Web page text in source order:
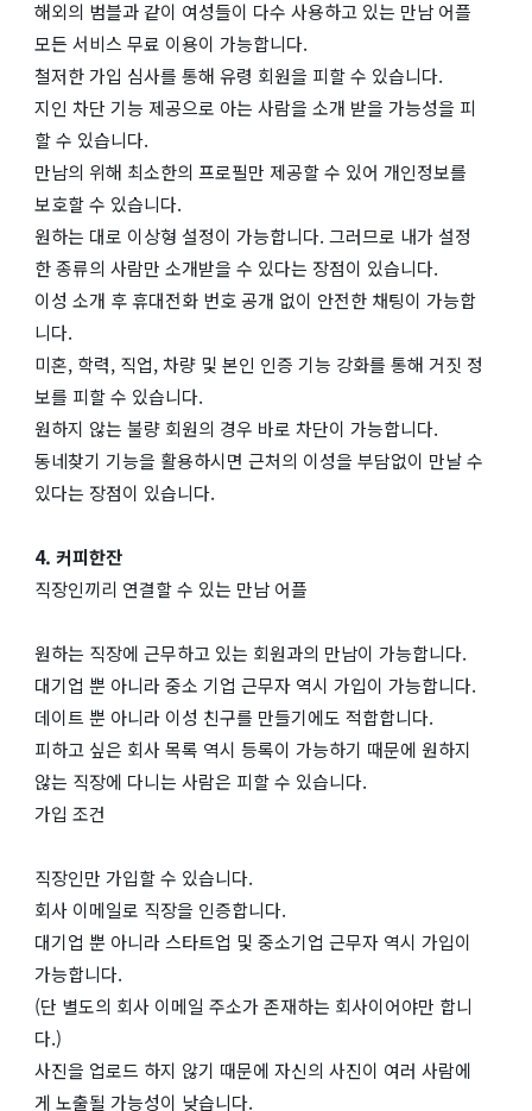
해외의 범블과 같이 여성들이 다수 사용하고 있는 만남 어플
모든 서비스 무료 이용이 가능합니다.
철저한 가입 심사를 통해 유령 회원을 피할 수 있습니다.
지인 차단 기능 제공으로 아는 사람을 소개 받을 가능성을 피
할 수 있습니다.
만남의 위해 최소한의 프로필만 제공할 수 있어 개인정보를
보호할 수 있습니다.
원하는 대로 이상형 설정이 가능합니다. 그러므로 내가 설정
한 종류의 사람만 소개받을 수 있다는 장점이 있습니다.
이성 소개 후 휴대전화 번호 공개 없이 안전한 채팅이 가능합
니다.
미혼, 학력, 직업, 차량 및 본인 인증 기능 강화를 통해 거짓 정
보를 피할 수 있습니다.
원하지 않는 불량 회원의 경우 바로 차단이 가능합니다.
동네찾기 기능을 활용하시면 근처의 이성을 부담없이 만날 수
있다는 장점이 있습니다.
4. 커피한잔
직장인끼리 연결할 수 있는 만남 어플
원하는 직장에 근무하고 있는 회원과의 만남이 가능합니다.
대기업 뿐 아니라 중소 기업 근무자 역시 가입이 가능합니다.
데이트 뿐 아니라 이성 친구를 만들기에도 적합합니다.
피하고 싶은 회사 목록 역시 등록이 가능하기 때문에 원하지
않는 직장에 다니는 사람은 피할 수 있습니다.
가입 조건
직장인만 가입할 수 있습니다.
회사 이메일로 직장을 인증합니다.
대기업 뿐 아니라 스타트업 및 중소기업 근무자 역시 가입이
가능합니다.
(단 별도의 회사 이메일 주소가 존재하는 회사이어야만 합니
다.)
사진을 업로드 하지 않기 때문에 자신의 사진이 여러 사람에
게 노출될 가능성이 낮습니다.